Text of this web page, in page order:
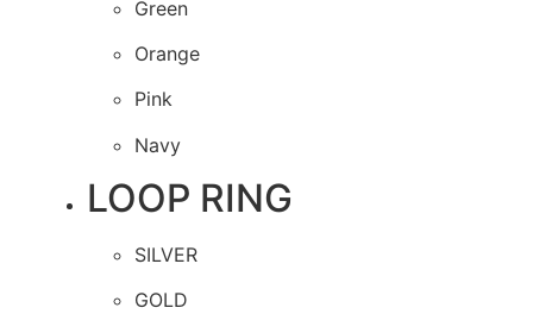
Green
Orange
Pink
Navy
LOOP RING
SILVER
GOLD